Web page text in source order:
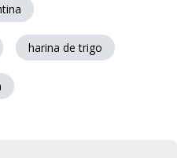
harina de trigo